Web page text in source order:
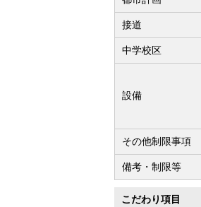
接道
中学校区
設備
その他制限事項
備考・制限等
こだわり項目